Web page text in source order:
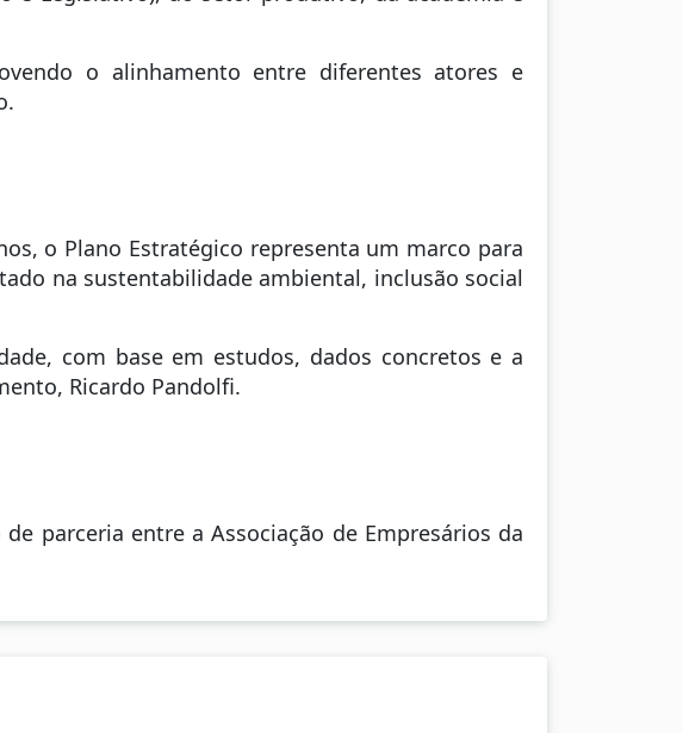
o alinhamento entre diferentes atores e
o Plano Estratégico representa um marco para
na sustentabilidade ambiental, inclusão social
com base em estudos, dados concretos e a
Ricardo Pandolfi.
parceria entre a Associação de Empresários da